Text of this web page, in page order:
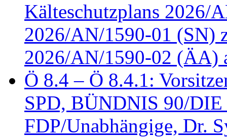
Kälteschutzplans 2026/
2026/AN/1590-01 (SN)
2026/AN/1590-02 (ÄA)
Ö 8.4 – Ö 8.4.1:
SPD, BÜNDNIS 90/
FDP/Unabhängige, Dr.